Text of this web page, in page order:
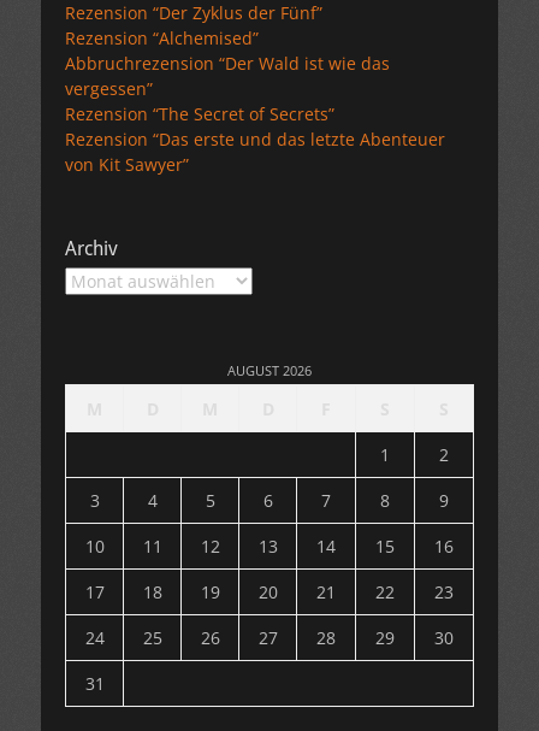
Rezension “Der Zyklus der Fünf”
Rezension “Alchemised”
Abbruchrezension “Der Wald ist wie das
vergessen”
Rezension “The Secret of Secrets”
Rezension “Das erste und das letzte Abenteuer
von Kit Sawyer”
Archiv
Archiv
AUGUST 2026
1
2
3
4 5 6 7 8
9
10
11 12 13 14 15
16
17
18 19 20 21 22
23
24
25 26 27 28 29
30
31